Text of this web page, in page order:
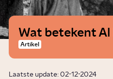
Wat betekent Al
Artikel
Laatste update: 02-12-2024